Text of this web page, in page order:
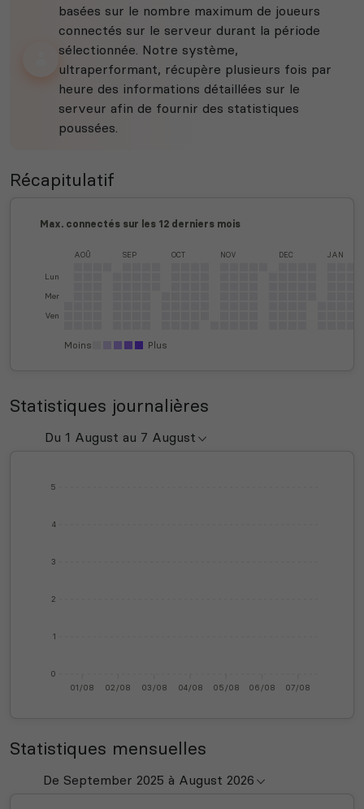
basées sur le nombre maximum de joueurs
connectés sur le serveur durant la période
sélectionnée. Notre système,
ultraperformant, récupère plusieurs fois par
heure des informations détaillées sur le
serveur afin de fournir des statistiques
poussées.
Récapitulatif
Max. connectés sur les 12 derniers mois
Lun
Mer
Ven
AOÛ SEP OCT NOV DEC JAN
Moins Plus
Statistiques journalières
0
1
2
3
4
5
01/08 02/08 03/08 04/08 05/08 06/08 07/08
Statistiques mensuelles